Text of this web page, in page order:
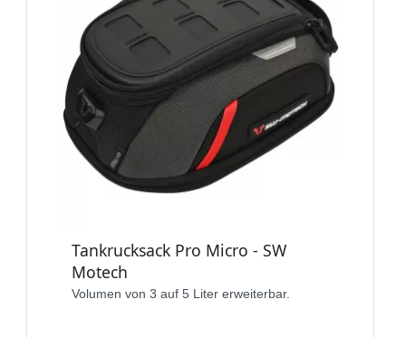
Tankrucksack Pro Micro - SW
Motech
Volumen von 3 auf 5 Liter erweiterbar.